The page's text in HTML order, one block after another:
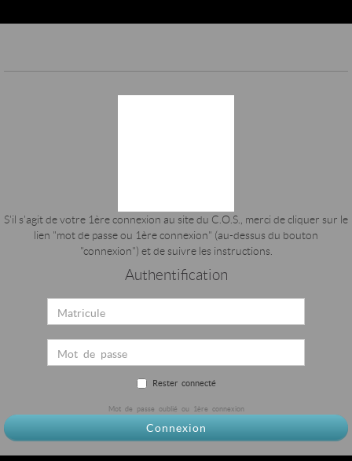
S'il s'agit de votre 1ère connexion au site du C.O.S., merci de cliquer sur le
lien "mot de passe ou 1ère connexion" (au-dessus du bouton
"connexion") et de suivre les instructions.
Authentification
Rester connecté
Mot de passe oublié ou 1ère connexion
Connexion